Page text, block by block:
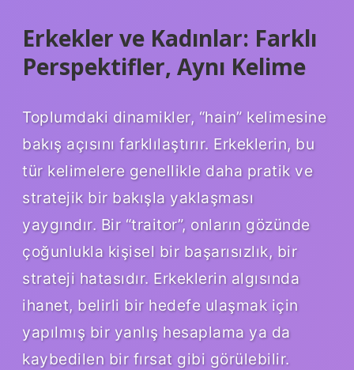
Erkekler ve Kadınlar: Farklı
Perspektifler, Aynı Kelime
Toplumdaki dinamikler, “hain” kelimesine
bakış açısını farklılaştırır. Erkeklerin, bu
tür kelimelere genellikle daha pratik ve
stratejik bir bakışla yaklaşması
yaygındır. Bir “traitor”, onların gözünde
çoğunlukla kişisel bir başarısızlık, bir
strateji hatasıdır. Erkeklerin algısında
ihanet, belirli bir hedefe ulaşmak için
yapılmış bir yanlış hesaplama ya da
kaybedilen bir fırsat gibi görülebilir.